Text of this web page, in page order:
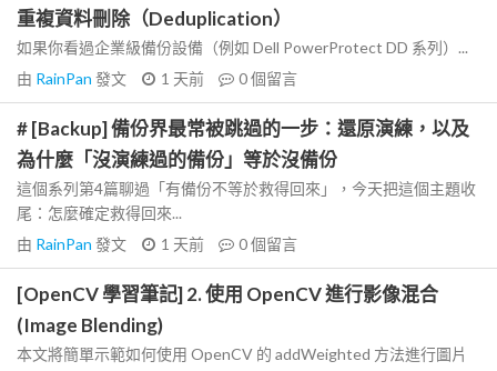
重複資料刪除（Deduplication）
如果你看過企業級備份設備（例如 Dell PowerProtect DD 系列）...
由 RainPan 發文 1 天前 0個留言
# [Backup] 備份界最常被跳過的一步：還原演練，以及
為什麼「沒演練過的備份」等於沒備份
這個系列第4篇聊過「有備份不等於救得回來」，今天把這個主題收
尾：怎麼確定救得回來...
由 RainPan 發文 1 天前 0個留言
[OpenCV 學習筆記] 2. 使用 OpenCV 進行影像混合
(Image Blending)
本文將簡單示範如何使用 OpenCV 的 addWeighted 方法進行圖片